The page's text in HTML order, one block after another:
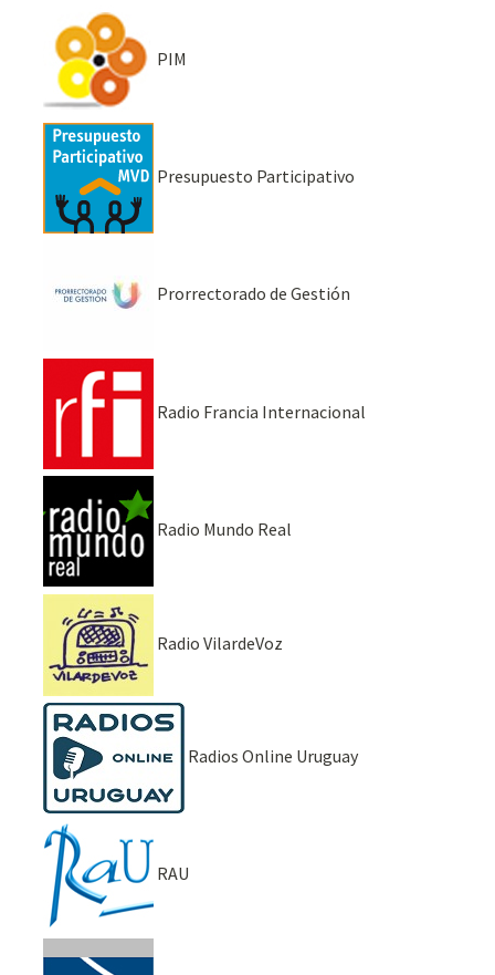
PIM
Presupuesto Participativo
Prorrectorado de Gestión
Radio Francia Internacional
Radio Mundo Real
Radio VilardeVoz
Radios Online Uruguay
RAU